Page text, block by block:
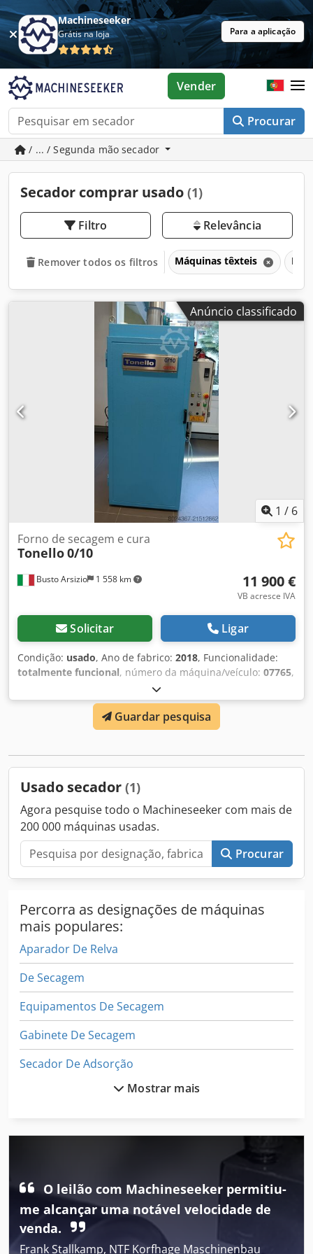
Machineseeker
Grátis na loja Para a aplicação
Procurar
Vender
/ ... / Segunda mão secador
Secador comprar usado (1)
Filtro Relevância
Remover todos os filtros Máquinas têxteis
Anúncio classificado
1 / 6
Busto Arsizio 1 558 km
Forno de secagem e cura
Tonello0/10
11 900 €
VB acresce IVA
Solicitar Ligar
Condição: usado, Ano de fabrico: 2018, Funcionalidade:
totalmente funcional, número da máquina/veículo: 07765,
Oferecemos este forno de secagem e cura usado Tonello
0/10, ano de fabricação 2018. Fabricante: Tonello Modelo:
0/10 Ano de fabricação: 2018 Condição: usado ID da
categoria: 2062 ID do tipo: 1018 Tipo: Forno de secagem e
informações, não hesite em nos enviar uma mensagem ou
Guardar pesquisa
Usado secador (1)
Agora pesquise todo o Machineseeker com mais de
200 000 máquinas usadas.
Procurar
Percorra as designações de máquinas
mais populares:
Aparador De Relva
De Secagem
Equipamentos De Secagem
Gabinete De Secagem
Secador De Adsorção
Secador De Ar Compressor
Secador De Ar Comprimido
Secador De Ar Seco
Mostrar mais
O leilão com Machineseeker permitiu-
me alcançar uma notável velocidade de
venda.
Frank Stallkamp, NTF Korfhage Maschinenbau